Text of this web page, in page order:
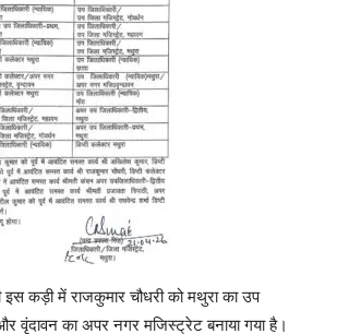
कड़ी में राजकुमार चौधरी को मथुरा का उप
वृंदावन का अपर नगर मजिस्ट्रेट बनाया गया है।